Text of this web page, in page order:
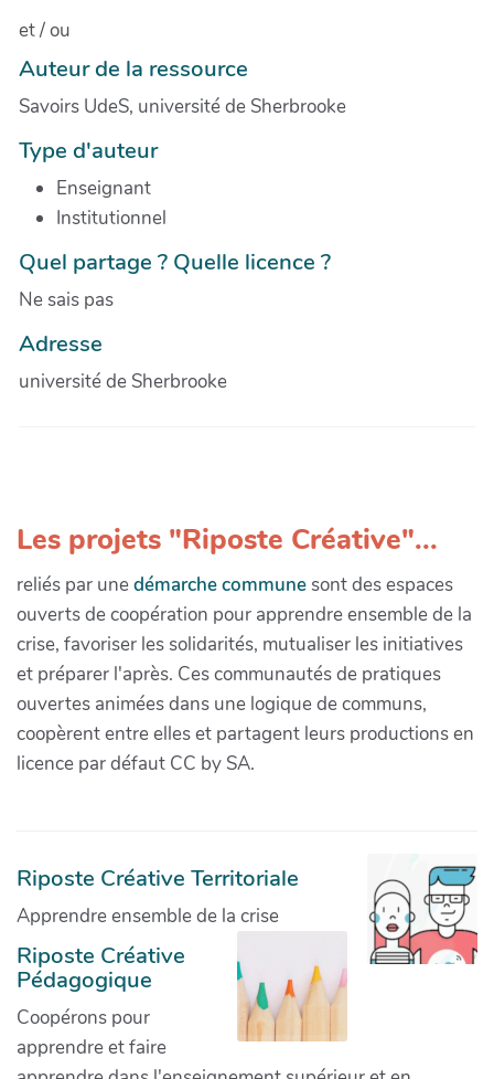
et / ou
Auteur de la ressource
Savoirs UdeS, université de Sherbrooke
Type d'auteur
Enseignant
Institutionnel
Quel partage ? Quelle licence ?
Ne sais pas
Adresse
université de Sherbrooke